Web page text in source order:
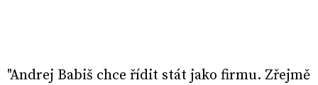
"Andrej Babiš chce řídit stát jako firmu. Zřejmě